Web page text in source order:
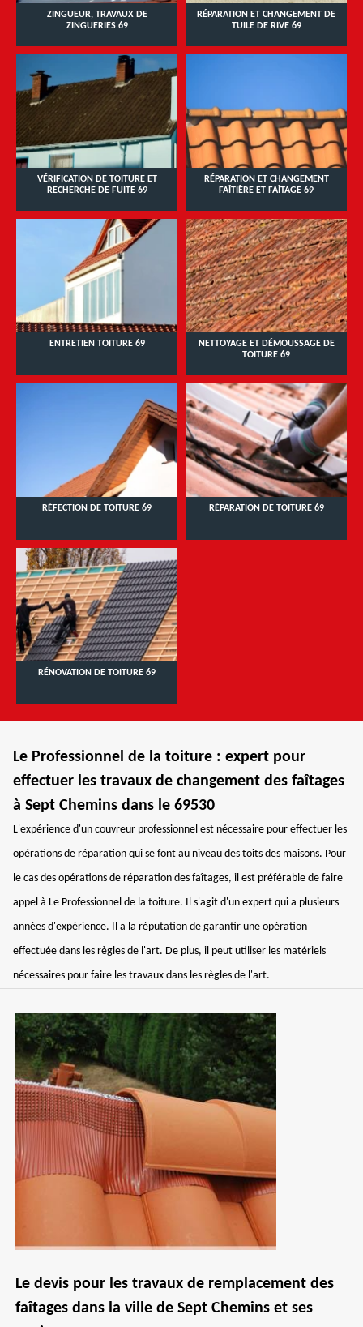
ZINGUEUR, TRAVAUX DE
ZINGUERIES 69
RÉPARATION ET CHANGEMENT DE
TUILE DE RIVE 69
VÉRIFICATION DE TOITURE ET
RECHERCHE DE FUITE 69
RÉPARATION ET CHANGEMENT
FAÎTIÈRE ET FAÎTAGE 69
ENTRETIEN TOITURE 69
NETTOYAGE ET DÉMOUSSAGE DE
TOITURE 69
RÉFECTION DE TOITURE 69 RÉPARATION DE TOITURE 69
RÉNOVATION DE TOITURE 69
Le Professionnel de la toiture : expert pour
effectuer les travaux de changement des faîtages
à Sept Chemins dans le 69530
L'expérience d'un couvreur professionnel est nécessaire pour effectuer les
opérations de réparation qui se font au niveau des toits des maisons. Pour
le cas des opérations de réparation des faîtages, il est préférable de faire
appel à Le Professionnel de la toiture. Il s'agit d'un expert qui a plusieurs
années d'expérience. Il a la réputation de garantir une opération
effectuée dans les règles de l'art. De plus, il peut utiliser les matériels
nécessaires pour faire les travaux dans les règles de l'art.
Le devis pour les travaux de remplacement des
faîtages dans la ville de Sept Chemins et ses